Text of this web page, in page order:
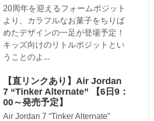
20周年を迎えるフォームポジット
より、カラフルなお菓子をちりば
めたデザインの一足が登場予定！
キッズ向けのリトルポジットとい
うことのよ...
【直リンクあり】Air Jordan
7 “Tinker Alternate” 【6日9：
00～発売予定】
Air Jordan 7 “Tinker Alternate”